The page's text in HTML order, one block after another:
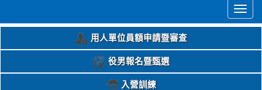
用人單位員額申請暨審查
役男報名暨甄選
入營訓練